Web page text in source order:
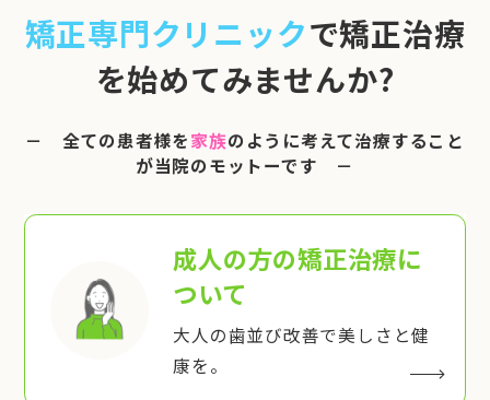
※日曜は不定期で診療してい
ます
矯正専門クリニックで矯正治療
を始めてみませんか?
－ 全ての患者様を家族のように考えて治療すること
が当院のモットーです －
成人の方の矯正治療に
ついて
大人の歯並び改善で美しさと健
康を。